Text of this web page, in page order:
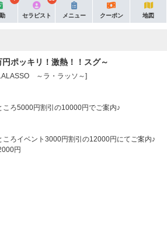
セラピスト メニュー クーポン 地図
ポッキリ！激熱！！スグ～
～ラ・ラッソ～]
ろ5000円割引の10000円でご案内♪
ろイベント3000円割引の12000円にてご案内♪
円